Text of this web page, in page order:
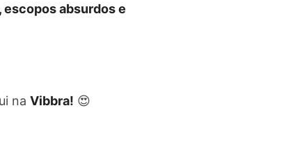
escopos absurdos e
na Vibbra! 😍